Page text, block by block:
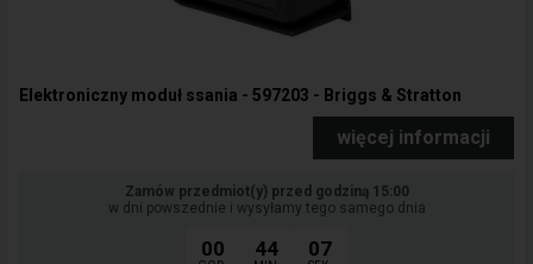
Elektroniczny moduł ssania - 597203 - Briggs & Stratton
więcej informacji
Zamów przedmiot(y) przed godziną 15:00
w dni powszednie i wysyłamy tego samego dnia
00 44 06